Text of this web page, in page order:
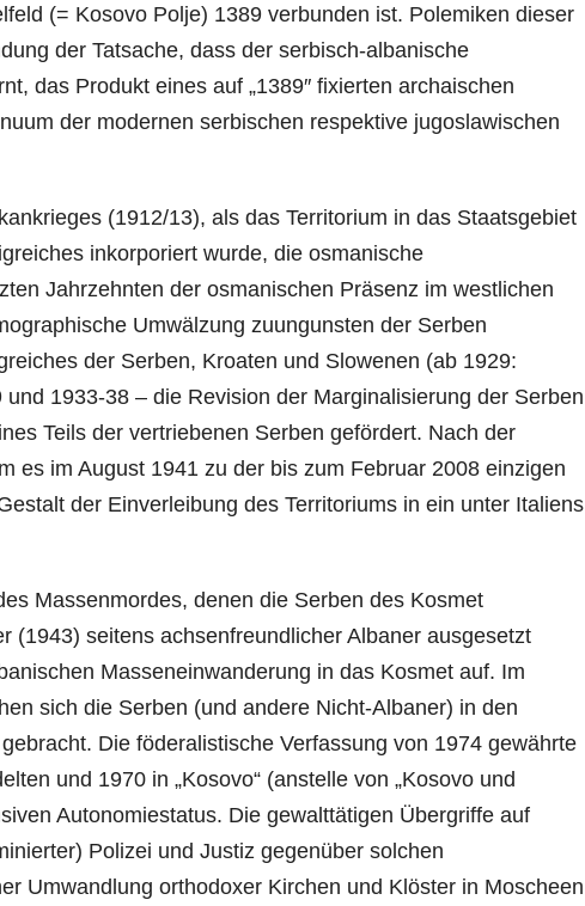
(= Kosovo Polje) 1389 verbunden ist. Polemiken dieser
der Tatsache, dass der serbisch-albanische
das Produkt eines auf „1389″ fixierten archaischen
der modernen serbischen respektive jugoslawischen
(1912/13), als das Territorium in das Staatsgebiet
inkorporiert wurde, die osmanische
Jahrzehnten der osmanischen Präsenz im westlichen
Umwälzung zuungunsten der Serben
der Serben, Kroaten und Slowenen (ab 1929:
1933-38 – die Revision der Marginalisierung der Serben
Teils der vertriebenen Serben gefördert. Nach der
es im August 1941 zu der bis zum Februar 2008 einzigen
der Einverleibung des Territoriums in ein unter Italiens
Massenmordes, denen die Serben des Kosmet
(1943) seitens achsenfreundlicher Albaner ausgesetzt
Masseneinwanderung in das Kosmet auf. Im
sich die Serben (und andere Nicht-Albaner) in den
Die föderalistische Verfassung von 1974 gewährte
und 1970 in „Kosovo“ (anstelle von „Kosovo und
Autonomiestatus. Die gewalttätigen Übergriffe auf
Polizei und Justiz gegenüber solchen
Umwandlung orthodoxer Kirchen und Klöster in Moscheen